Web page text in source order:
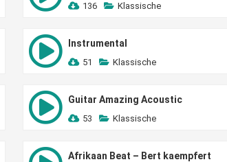
136 Klassische
Instrumental
51 Klassische
Guitar Amazing Acoustic
53 Klassische
Afrikaan Beat – Bert kaempfert